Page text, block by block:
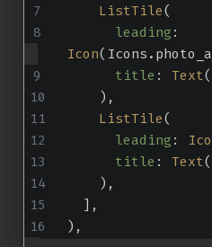
ListTile(
leading
Icon
title : Text(
    ),
ListTile(
leading :
title : Text(
    ),
  ],
),